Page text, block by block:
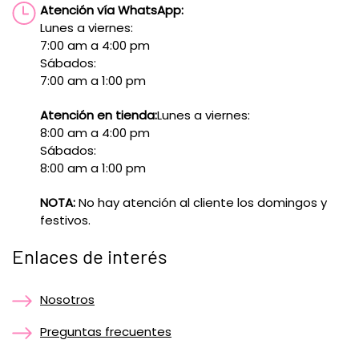
Atención vía WhatsApp:
Lunes a viernes:
7:00 am a 4:00 pm
Sábados:
7:00 am a 1:00 pm
Atención en tienda:Lunes a viernes:
8:00 am a 4:00 pm
Sábados:
8:00 am a 1:00 pm
NOTA:No hay atención al cliente los domingos y
festivos.
Enlaces de interés
Nosotros
Preguntas frecuentes